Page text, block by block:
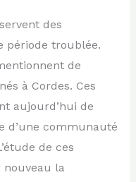
des
période troublée.
de
à Cordes. Ces
aujourd’hui de
d’une communauté
de ces
nouveau la